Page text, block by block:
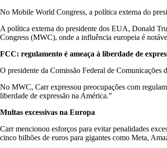
No Mobile World Congress, a política externa do
A política externa do presidente dos EUA, Donald
Congress (MWC), onde a influência europeia é
FCC: regulamento é ameaça à liberdade de
O presidente da Comissão Federal de
No MWC, Carr expressou preocupações com
liberdade de expressão na América.”
Multas excessivas na Europa
Carr mencionou esforços para evitar penalidades
cinco bilhões de euros para gigantes como Meta,